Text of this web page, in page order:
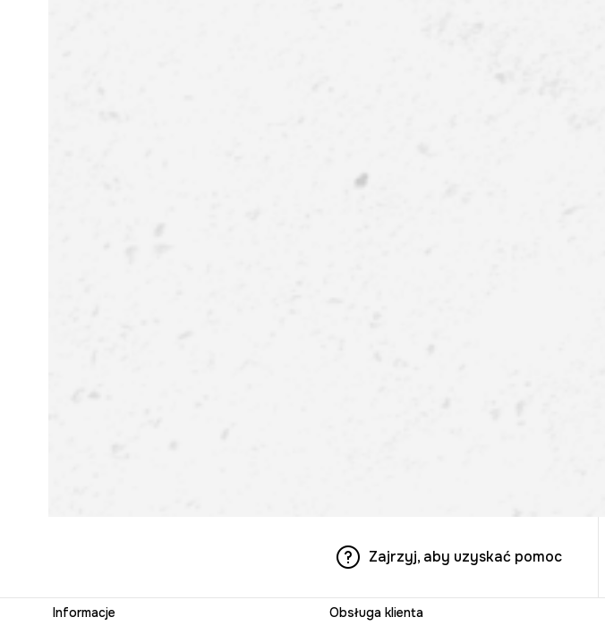
Zajrzyj, aby uzyskać pomoc
Informacje Obsługa klienta